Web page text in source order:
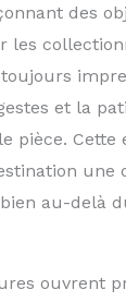
des
les
et la
pièce. Cette
au-delà
ouvrent